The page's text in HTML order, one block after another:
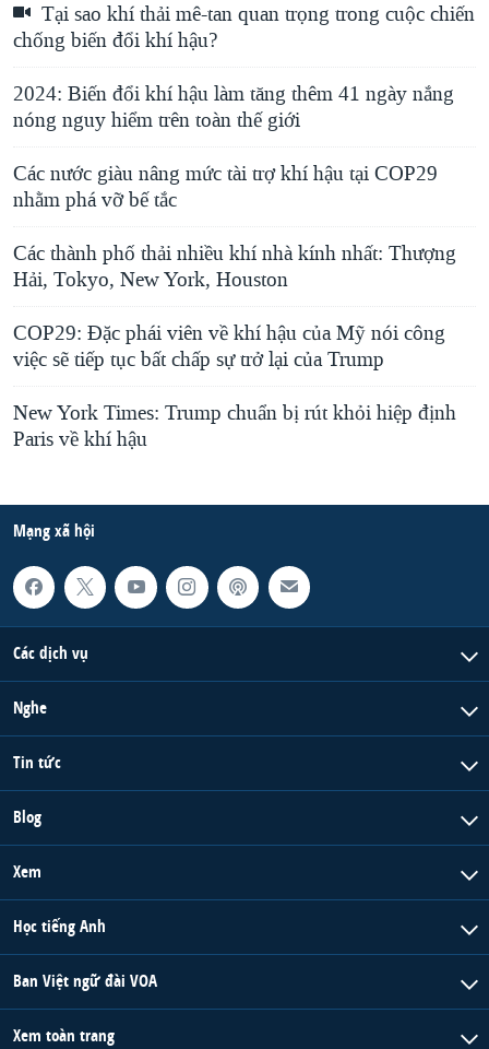
Tại sao khí thải mê-tan quan trọng trong cuộc chiến
chống biến đổi khí hậu?
2024: Biến đổi khí hậu làm tăng thêm 41 ngày nắng
nóng nguy hiểm trên toàn thế giới
Các nước giàu nâng mức tài trợ khí hậu tại COP29
nhằm phá vỡ bế tắc
Các thành phố thải nhiều khí nhà kính nhất: Thượng
Hải, Tokyo, New York, Houston
COP29: Đặc phái viên về khí hậu của Mỹ nói công
việc sẽ tiếp tục bất chấp sự trở lại của Trump
New York Times: Trump chuẩn bị rút khỏi hiệp định
Paris về khí hậu
Mạng xã hội
Các dịch vụ
Nghe
Tin tức
Blog
Xem
Học tiếng Anh
Ban Việt ngữ đài VOA
Xem toàn trang